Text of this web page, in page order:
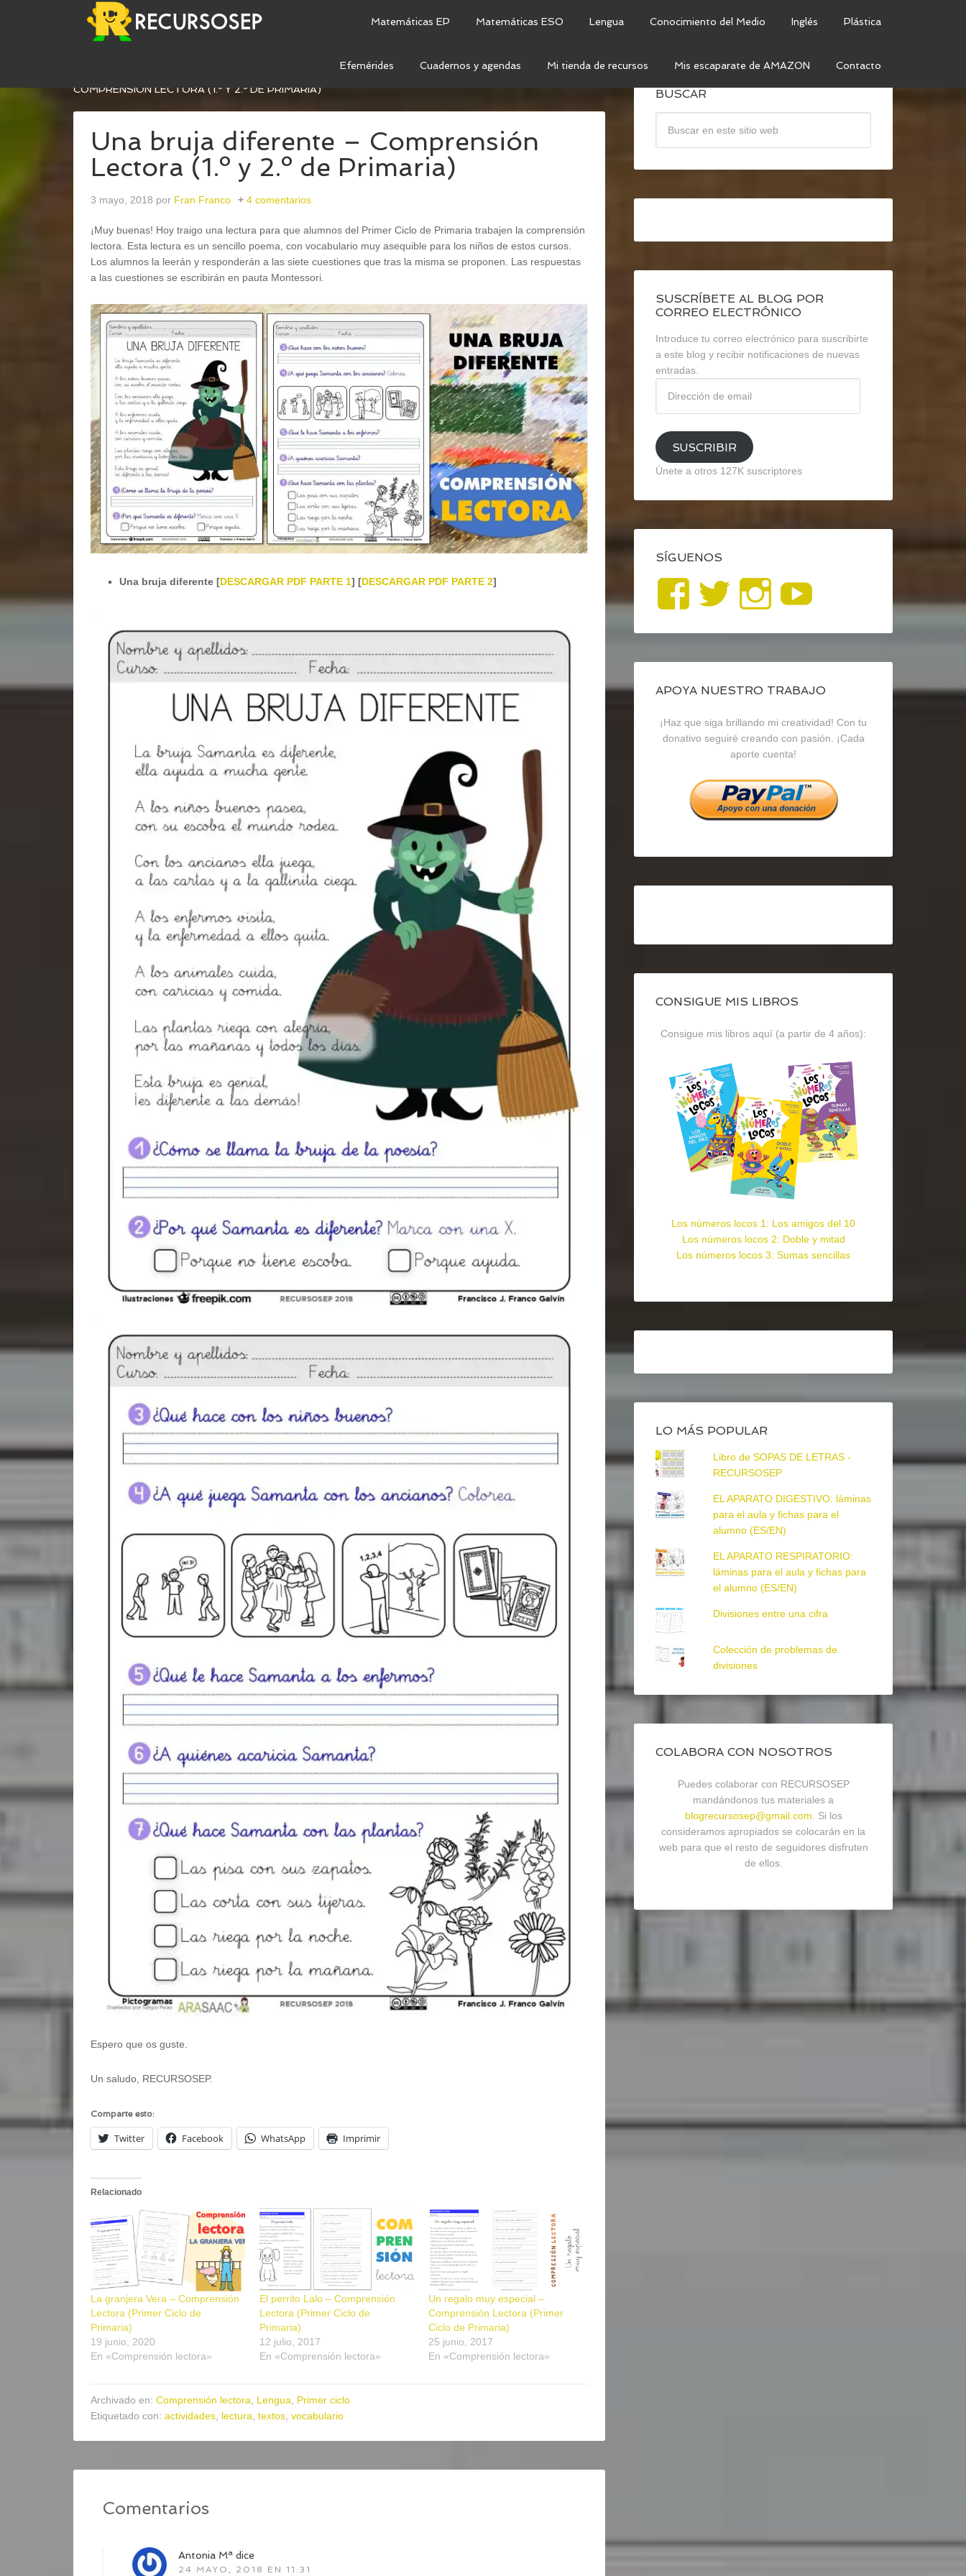
Matemáticas EP Matemáticas ESO Lengua Conocimiento del Medio Inglés Plástica
Efemérides Cuadernos y agendas Mi tienda de recursos Mis escaparate de AMAZON Contacto
UNA BRUJA DIFERENTE –
COMPRENSIÓN LECTORA (1.º Y 2.º DE PRIMARIA)
Una bruja diferente – Comprensión
Lectora (1.º y 2.º de Primaria)
3 mayo, 2018 por Fran Franco 4 comentarios
¡Muy buenas! Hoy traigo una lectura para que alumnos del Primer Ciclo de Primaria trabajen la comprensión
lectora. Esta lectura es un sencillo poema, con vocabulario muy asequible para los niños de estos cursos.
Los alumnos la leerán y responderán a las siete cuestiones que tras la misma se proponen. Las respuestas
a las cuestiones se escribirán en pauta Montessori.
Una bruja diferente [DESCARGAR PDF PARTE 1] [DESCARGAR PDF PARTE 2]
Espero que os guste.
Un saludo, RECURSOSEP.
Comparte esto:
Twitter Facebook WhatsApp Imprimir
Relacionado
La granjera Vera – Comprensión
Lectora (Primer Ciclo de
Primaria)
19 junio, 2020
En «Comprensión lectora»
El perrito Lalo – Comprensión
Lectora (Primer Ciclo de
Primaria)
12 julio, 2017
En «Comprensión lectora»
Un regalo muy especial –
Comprensión Lectora (Primer
Ciclo de Primaria)
25 junio, 2017
En «Comprensión lectora»
Archivado en: Comprensión lectora Lengua
Primer ciclo
Etiquetado con: actividades lectura textos vocabulario
Comentarios
Antonia Mª dice
24 MAYO, 2018 EN 11:31
BUSCAR
SUSCRÍBETE AL BLOG POR
CORREO ELECTRÓNICO
Introduce tu correo electrónico para suscribirte
a este blog y recibir notificaciones de nuevas
entradas.
email
SUSCRIBIR
Únete a otros 127K suscriptores
SÍGUENOS
Ver
perfil
de
blogrecursosep
en
Facebook
Ver
perfil
de
recursosep
en
Twitter
Ver
perfil
de
recursosep
en
Instagram
YouTube
APOYA NUESTRO TRABAJO
¡Haz que siga brillando mi creatividad! Con tu
donativo seguiré creando con pasión. ¡Cada
aporte cuenta!
CONSIGUE MIS LIBROS
Consigue mis libros aquí (a partir de 4 años):
Los números locos 1: Los amigos del 10
Los números locos 2: Doble y mitad
Los números locos 3: Sumas sencillas
LO MÁS POPULAR
Libro de SOPAS DE LETRAS -
RECURSOSEP
EL APARATO DIGESTIVO: láminas
para el aula y fichas para el
alumno (ES/EN)
EL APARATO RESPIRATORIO:
láminas para el aula y fichas para
el alumno (ES/EN)
Divisiones entre una cifra
Colección de problemas de
divisiones
COLABORA CON NOSOTROS
Puedes colaborar con RECURSOSEP
mandándonos tus materiales a
blogrecursosep@gmail.com . Si los
consideramos apropiados se colocarán en la
web para que el resto de seguidores disfruten
de ellos.